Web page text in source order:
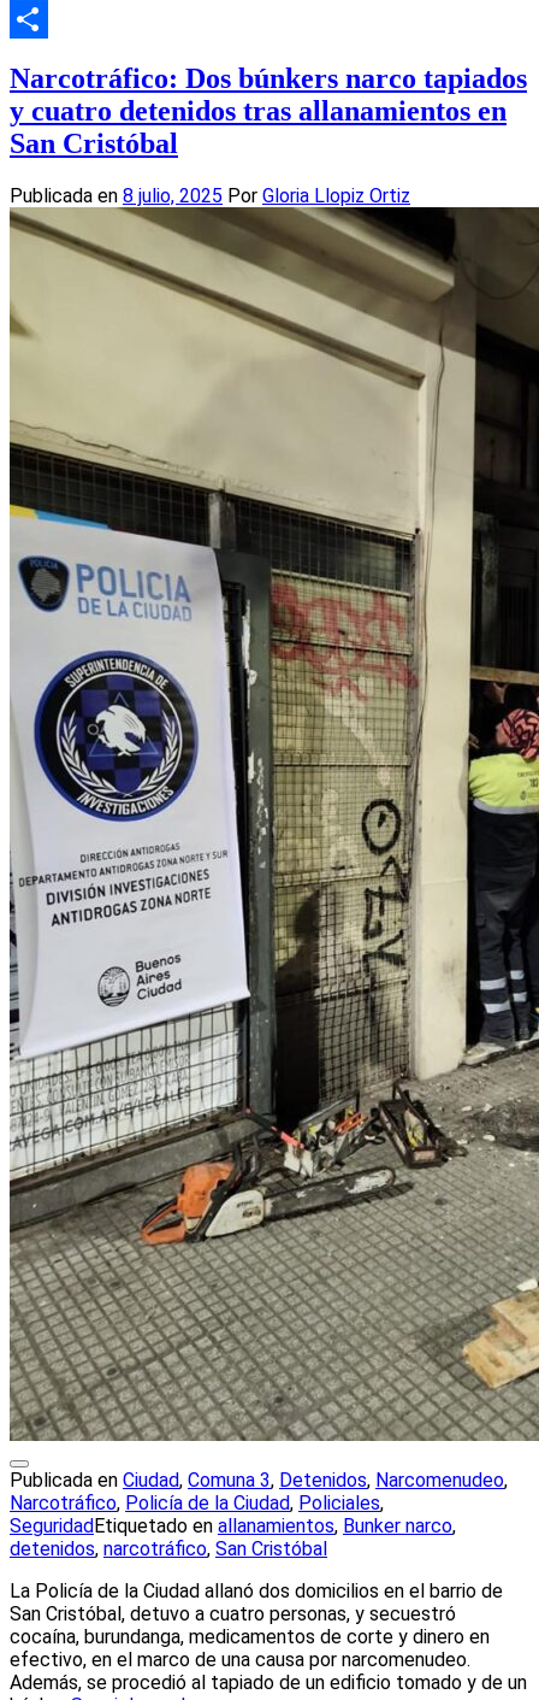
Email
Narcotráfico: Dos búnkers narco tapiados
y cuatro detenidos tras allanamientos en
San Cristóbal
Publicada en 8 julio, 2025 Por Gloria Llopiz Ortiz
Publicada en Ciudad, Comuna 3, Detenidos, Narcomenudeo,
Narcotráfico, Policía de la Ciudad, Policiales,
SeguridadEtiquetado en allanamientos, Bunker narco,
detenidos, narcotráfico, San Cristóbal
La Policía de la Ciudad allanó dos domicilios en el barrio de
San Cristóbal, detuvo a cuatro personas, y secuestró
cocaína, burundanga, medicamentos de corte y dinero en
efectivo, en el marco de una causa por narcomenudeo.
Además, se procedió al tapiado de un edificio tomado y de un